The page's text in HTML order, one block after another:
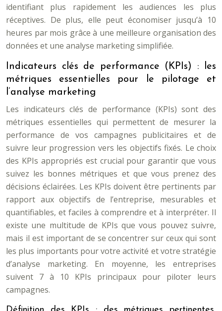
identifiant plus rapidement les audiences les plus
réceptives. De plus, elle peut économiser jusqu’à 10
heures par mois grâce à une meilleure organisation des
données et une analyse marketing simplifiée.
Indicateurs clés de performance (KPIs) : les
métriques essentielles pour le pilotage et
l’analyse marketing
Les indicateurs clés de performance (KPIs) sont des
métriques essentielles qui permettent de mesurer la
performance de vos campagnes publicitaires et de
suivre leur progression vers les objectifs fixés. Le choix
des KPIs appropriés est crucial pour garantir que vous
suivez les bonnes métriques et que vous prenez des
décisions éclairées. Les KPIs doivent être pertinents par
rapport aux objectifs de l’entreprise, mesurables et
quantifiables, et faciles à comprendre et à interpréter. Il
existe une multitude de KPIs que vous pouvez suivre,
mais il est important de se concentrer sur ceux qui sont
les plus importants pour votre activité et votre stratégie
d’analyse marketing. En moyenne, les entreprises
suivent 7 à 10 KPIs principaux pour piloter leurs
campagnes.